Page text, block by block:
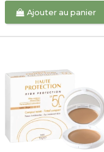
Ajouter au panier